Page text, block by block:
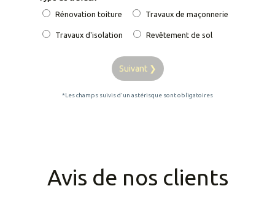
Rénovation toiture
Travaux de maçonnerie
Travaux d'isolation Revêtement de sol
Suivant ❯
*Les champs suivis d'un astérisque sont obligatoires
Avis de nos clients